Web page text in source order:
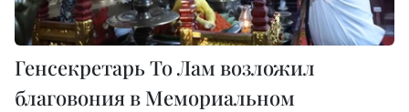
Генсекретарь То Лам возложил
благовония в Мемориальном